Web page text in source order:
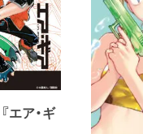
エア・ギ